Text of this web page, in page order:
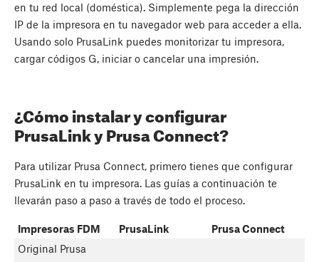
en tu red local (doméstica). Simplemente pega la dirección
IP de la impresora en tu navegador web para acceder a ella.
Usando solo PrusaLink puedes monitorizar tu impresora,
cargar códigos G, iniciar o cancelar una impresión.
¿Cómo instalar y configurar
PrusaLink y Prusa Connect?
Para utilizar Prusa Connect, primero tienes que configurar
PrusaLink en tu impresora. Las guías a continuación te
llevarán paso a paso a través de todo el proceso.
Impresoras FDM PrusaLink
Prusa Connect
Original Prusa